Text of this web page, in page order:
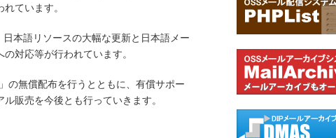
ています。
本語リソースの大幅な更新と日本語メー
対応等が行われています。
の無償配布を行うとともに、有償サポー
販売を今後とも行っていきます。